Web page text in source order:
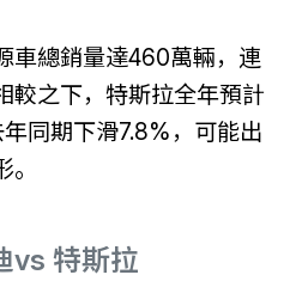
車總銷量達460萬輛，連
較之下，特斯拉全年預計
同期下滑7.8%，可能出
vs 特斯拉